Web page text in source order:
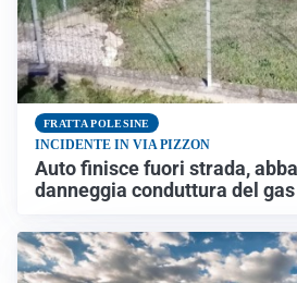
FRATTA POLESINE
INCIDENTE IN VIA PIZZON
Auto finisce fuori strada,
danneggia conduttura del